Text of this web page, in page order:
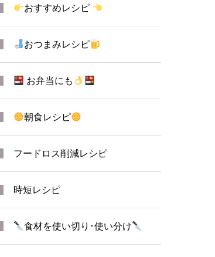
おすすめレシピ
おつまみレシピ
お弁当にも
朝食レシピ
フードロス削減レシピ
時短レシピ
食材を使い切り･使い分け